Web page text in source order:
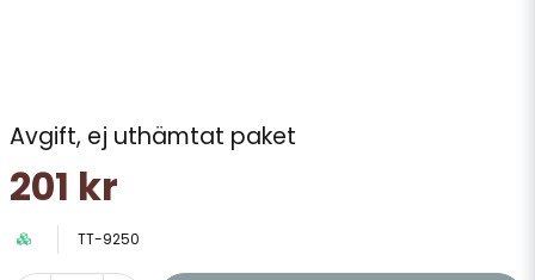
Avgift, ej uthämtat paket
201 kr
TT-9250